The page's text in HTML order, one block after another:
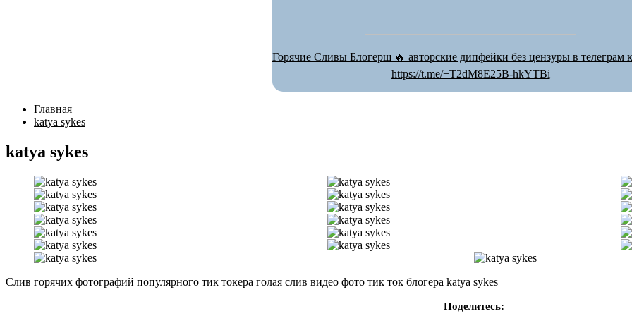
Горячие Сливы Блогерш 🔥 авторские дипфейки без цензуры в телеграм
https://t.me/+T2dM8E25B-hkYTBi
Главная
katya sykes
katya sykes
Слив горячих фотографий популярного тик токера голая слив видео фото тик ток блогера katya sykes
Поделитесь: